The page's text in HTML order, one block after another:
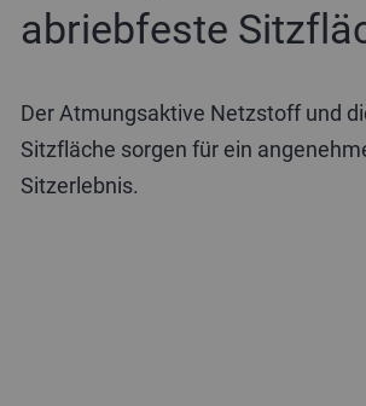
abriebfeste
Der Atmungsaktive Netzstoff und
Sitzfläche sorgen für ein
Sitzerlebnis.